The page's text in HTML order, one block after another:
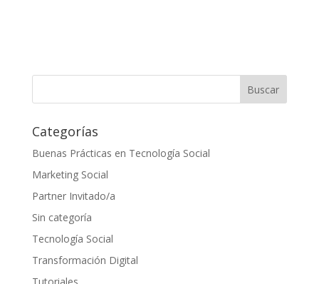
Categorías
Buenas Prácticas en Tecnología Social
Marketing Social
Partner Invitado/a
Sin categoría
Tecnología Social
Transformación Digital